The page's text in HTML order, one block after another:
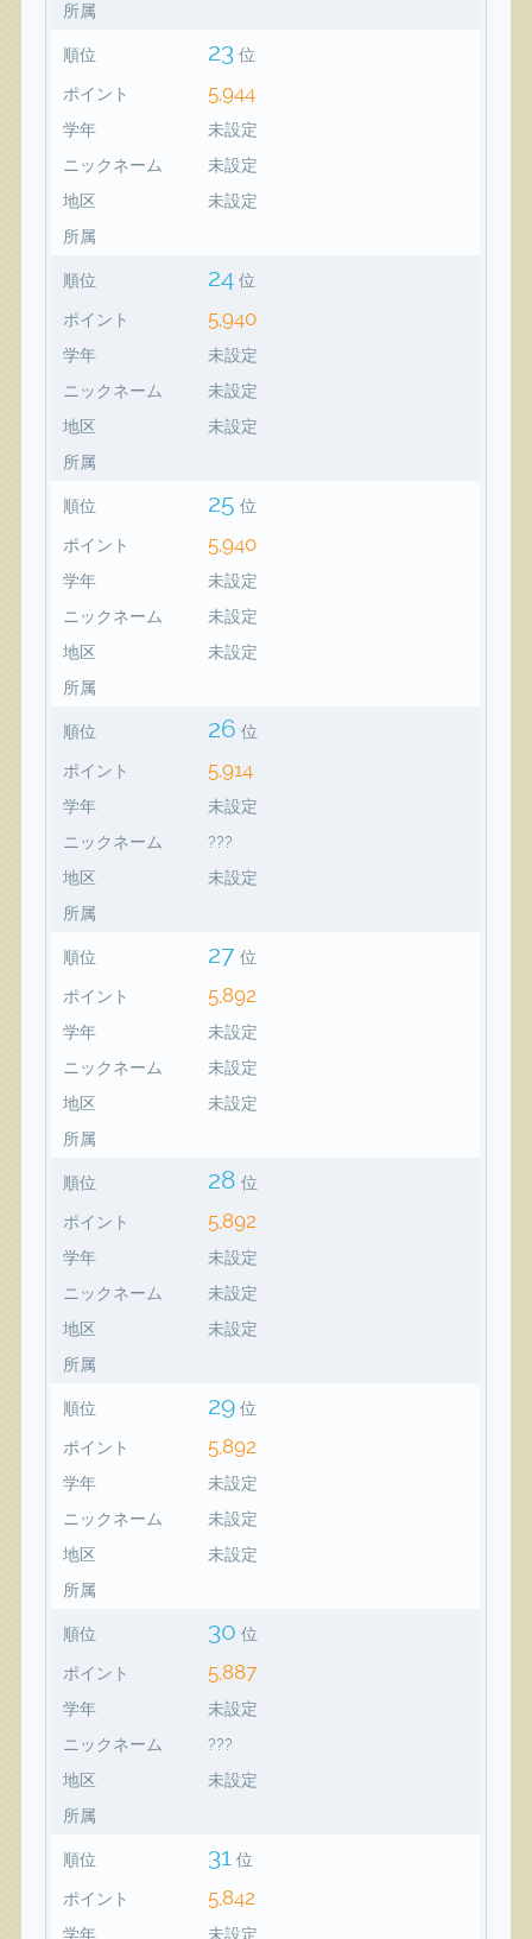
所属
順位 23 位
ポイント 5,944
学年
未設定
ニックネーム
未設定
地区
未設定
所属
順位 24 位
ポイント 5,940
学年
未設定
ニックネーム
未設定
地区
未設定
所属
順位 25 位
ポイント 5,940
学年
未設定
ニックネーム
未設定
地区
未設定
所属
順位 26 位
ポイント 5,914
学年
未設定
ニックネーム
???
地区
未設定
所属
順位 27 位
ポイント 5,892
学年
未設定
ニックネーム
未設定
地区
未設定
所属
順位 28 位
ポイント 5,892
学年
未設定
ニックネーム
未設定
地区
未設定
所属
順位 29 位
ポイント 5,892
学年
未設定
ニックネーム
未設定
地区
未設定
所属
順位 30 位
ポイント 5,887
学年
未設定
ニックネーム
???
地区
未設定
所属
順位 31 位
ポイント 5,842
学年 未設定